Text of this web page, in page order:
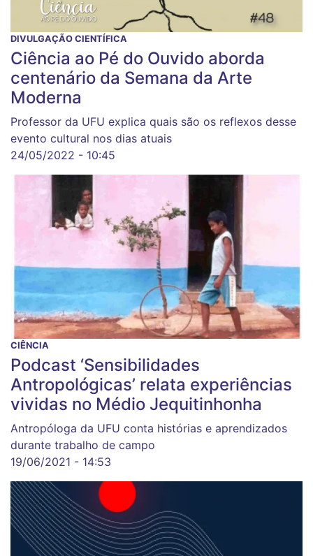
DIVULGAÇÃO CIENTÍFICA
Ciência ao Pé do Ouvido aborda
centenário da Semana da Arte
Moderna
Professor da UFU explica quais são os reflexos desse
evento cultural nos dias atuais
24/05/2022 - 10:45
CIÊNCIA
Podcast ‘Sensibilidades
Antropológicas’ relata experiências
vividas no Médio Jequitinhonha
Antropóloga da UFU conta histórias e aprendizados
durante trabalho de campo
19/06/2021 - 14:53